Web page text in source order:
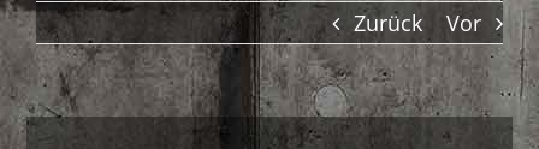
Mitmachen
Sponsoren
Verein
Zurück Vor